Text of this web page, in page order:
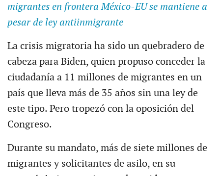
migrantes en frontera México-EU se mantiene a
pesar de ley antiinmigrante
La crisis migratoria ha sido un quebradero de
cabeza para Biden, quien propuso conceder la
ciudadanía a 11 millones de migrantes en un
país que lleva más de 35 años sin una ley de
este tipo. Pero tropezó con la oposición del
Congreso.
Durante su mandato, más de siete millones de
migrantes y solicitantes de asilo, en su